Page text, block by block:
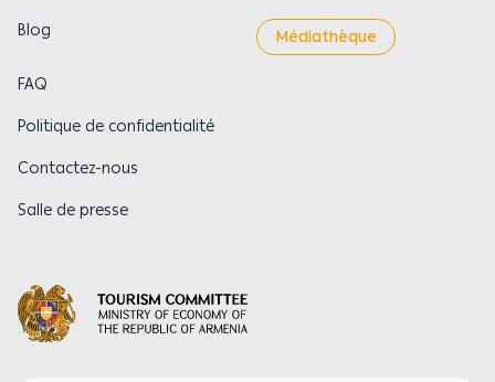
Blog Médiathèque
FAQ
Politique de confidentialité
Contactez-nous
Salle de presse